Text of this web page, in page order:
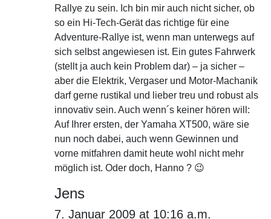
Rallye zu sein. Ich bin mir auch nicht sicher, ob
so ein Hi-Tech-Gerät das richtige für eine
Adventure-Rallye ist, wenn man unterwegs auf
sich selbst angewiesen ist. Ein gutes Fahrwerk
(stellt ja auch kein Problem dar) – ja sicher –
aber die Elektrik, Vergaser und Motor-Machanik
darf gerne rustikal und lieber treu und robust als
innovativ sein. Auch wenn´s keiner hören will:
Auf Ihrer ersten, der Yamaha XT500, wäre sie
nun noch dabei, auch wenn Gewinnen und
vorne mitfahren damit heute wohl nicht mehr
möglich ist. Oder doch, Hanno ? 😉
Jens
7. Januar 2009 at 10:16 a.m.